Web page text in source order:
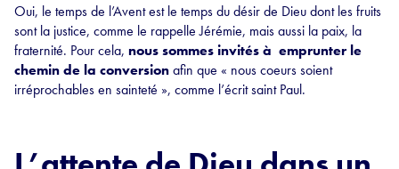
Oui, le temps de l’Avent est le temps du désir de Dieu dont les fruits
sont la justice, comme le rappelle Jérémie, mais aussi la paix, la
fraternité. Pour cela, nous sommes invités à emprunter le
chemin de la conversionafin que « nous coeurs soient
irréprochables en sainteté », comme l’écrit saint Paul.